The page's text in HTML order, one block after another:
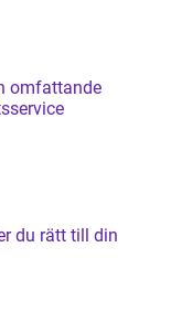
omfattande